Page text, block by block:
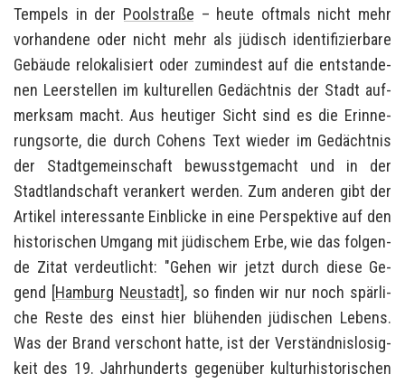
Tem­pels in der Pool­stra­ße – heute oft­mals nicht mehr
vor­han­de­ne oder nicht mehr als jü­disch iden­ti­fi­zier­ba­re
Ge­bäu­de re­lo­ka­li­siert oder zu­min­dest auf die ent­stan­de­
nen Leer­stel­len im kul­tu­rel­len Ge­dächt­nis der Stadt auf­
merk­sam macht. Aus heu­ti­ger Sicht sind es die Er­in­ne­
rungs­or­te, die durch Co­hens Text wie­der im Ge­dächt­nis
der Stadt­ge­mein­schaft be­wusst­ge­macht und in der
Stadt­land­schaft ver­an­kert wer­den. Zum an­de­ren gibt der
Ar­ti­kel in­ter­es­san­te Ein­bli­cke in eine Per­spek­ti­ve auf den
his­to­ri­schen Um­gang mit jü­di­schem Erbe, wie das fol­gen­
de Zitat ver­deut­licht: "Gehen wir jetzt durch diese Ge­
gend [Ham­burg Neu­stadt], so fin­den wir nur noch spär­li­
che Reste des einst hier blü­hen­den jü­di­schen Le­bens.
Was der Brand ver­schont hatte, ist der Ver­ständ­nis­lo­sig­
keit des 19. Jahr­hun­derts ge­gen­über kul­tur­his­to­ri­schen